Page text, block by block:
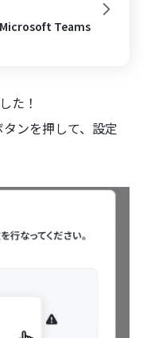
Microsoft Teams
た！
ンを押して、設定